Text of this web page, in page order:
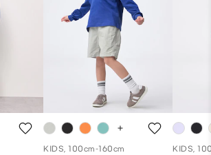
KIDS, 100cm-160cm KIDS,